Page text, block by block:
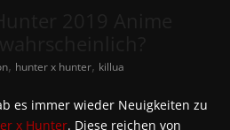
, hunter x hunter, killua
es immer wieder Neuigkeiten zu
x Hunter. Diese reichen von